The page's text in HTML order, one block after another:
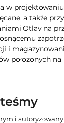
w
a także
Otlav na
i
położonych
i